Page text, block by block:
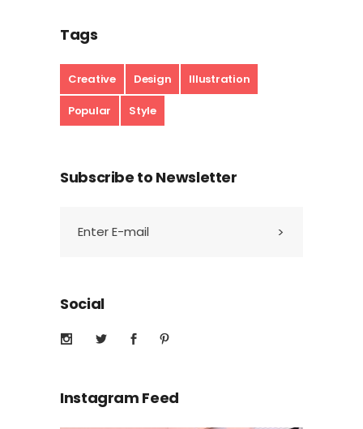
Tags
Creative Design Illustration
Popular Style
Subscribe to Newsletter
Social
Instagram Feed